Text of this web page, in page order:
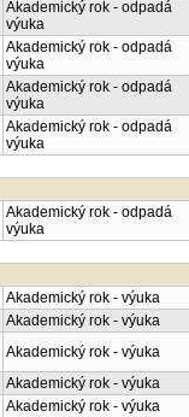
Akademický rok - odpadá
výuka
Akademický rok - odpadá
výuka
Akademický rok - odpadá
výuka
Akademický rok - odpadá
výuka
Akademický rok - odpadá
výuka
Akademický rok - výuka
Akademický rok - výuka
Akademický rok - výuka
Akademický rok - výuka
Akademický rok - výuka